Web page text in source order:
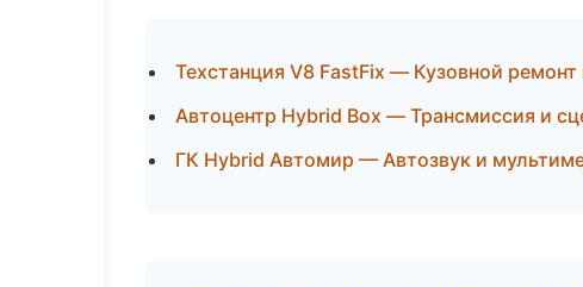
Техстанция V8 FastFix — Кузовной
Автоцентр Hybrid Box — Трансмиссия и
ГК Hybrid Автомир — Автозвук и